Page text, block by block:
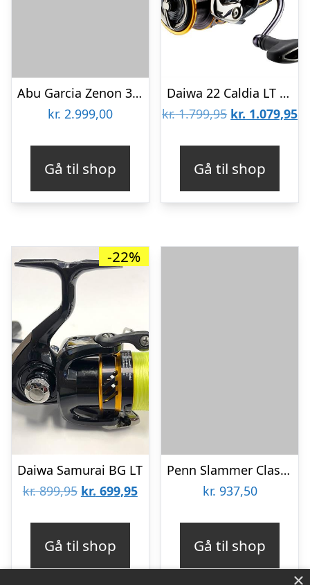
Abu Garcia Zenon 3000msh – Fastspolehjul
kr. 2.999,00
Gå til shop
Daiwa 22 Caldia LT 1000D
kr.1.799,95 Den
var:
kr. 1.799,95.
kr. 1.079,95
Gå til shop
-22%
Daiwa Samurai BG LT
kr.899,95 Den
var:
kr. 699,95Den
Gå til shop
Penn Slammer Classic 260 – Fastspolehjul
kr. 937,50
Gå til shop
×